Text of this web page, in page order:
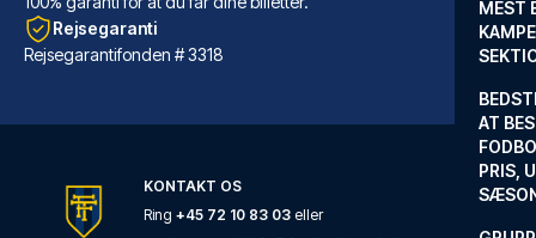
MEST
AT
PRIS,
Rejsegaranti
Rejsegarantifonden # 3318
KONTAKT OS
Ring +45 72 10 83 03 eller